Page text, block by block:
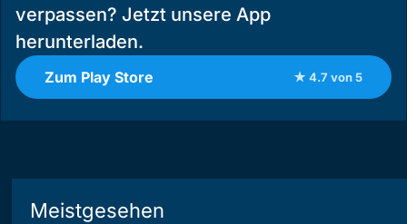
verpassen? Jetzt unsere App
herunterladen.
Zum Play Store ★ 4.7 von 5
Meistgesehen